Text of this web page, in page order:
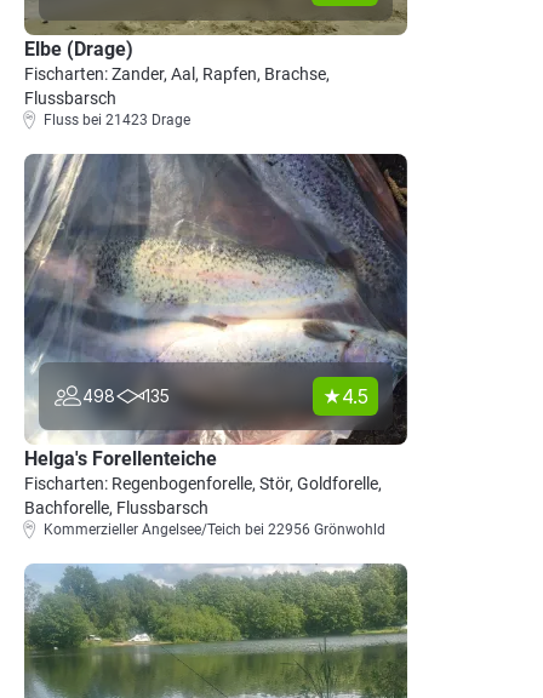
Elbe (Drage)
Fischarten: Zander, Aal, Rapfen, Brachse,
Flussbarsch
Fluss bei 21423 Drage
498 135 4.5
Helga's Forellenteiche
Fischarten: Regenbogenforelle, Stör, Goldforelle,
Bachforelle, Flussbarsch
Kommerzieller Angelsee/Teich bei 22956 Grönwohld